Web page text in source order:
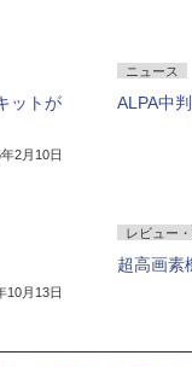
ットが
2月10日
ニュース
ALPA中
10月13日
レビュー
超高画素